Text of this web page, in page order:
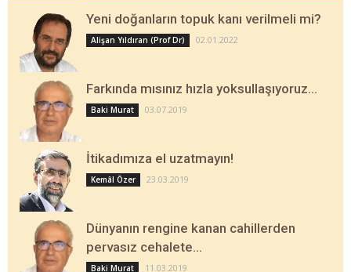
Yeni doğanların topuk kanı verilmeli mi?
Alişan Yıldıran (Prof Dr) 02.01.2022
Farkında mısınız hızla yoksullaşıyoruz…
Baki Murat 03.07.2019
İtikadımıza el uzatmayın!
Kemâl Özer 23.03.2019
Dünyanın rengine kanan cahillerden
pervasız cehalete…
Baki Murat 11.03.2019